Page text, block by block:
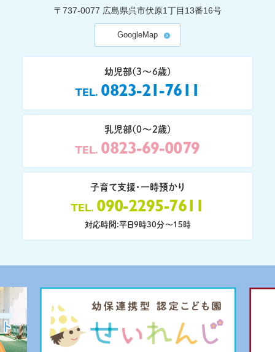
〒737-0077 広島県呉市伏原1丁目13番16号
GoogleMap
幼児部(3〜6歳)
TEL 0823-21-7611
乳児部(0〜2歳)
TEL 0823-69-0079
子育て支援・一時預かり
TEL 090-2295-7611
対応時間:平日9時30分〜15時